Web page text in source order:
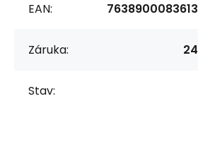
EAN: 7638900083613
Záruka: 24
Stav: